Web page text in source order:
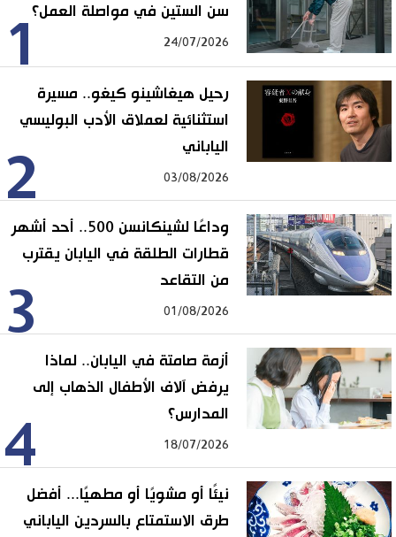
1سن الستين في مواصلة العمل؟
24/07/2026
2
رحيل هيغاشينو كيغو.. مسيرة
استثنائية لعملاق الأدب البوليسي
الياباني
03/08/2026
3
وداعًا لشينكانسن 500.. أحد أشهر
قطارات الطلقة في اليابان يقترب
من التقاعد
01/08/2026
4
أزمة صامتة في اليابان.. لماذا
يرفض آلاف الأطفال الذهاب إلى
المدارس؟
18/07/2026
نيئًا أو مشويًا أو مطهيًا... أفضل
طرق الاستمتاع بالسردين الياباني